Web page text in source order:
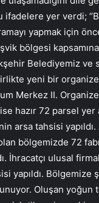
ifadelere yer verdi;
yapmak için
bölgesi
Belediyemiz ve
yeni bir
Merkez II.
hazır 72 parsel yer
arsa tahsisi
bölgemizde 72
İhracatçı ulusal
yapıldı. Bölgemize
Oluşan yoğun